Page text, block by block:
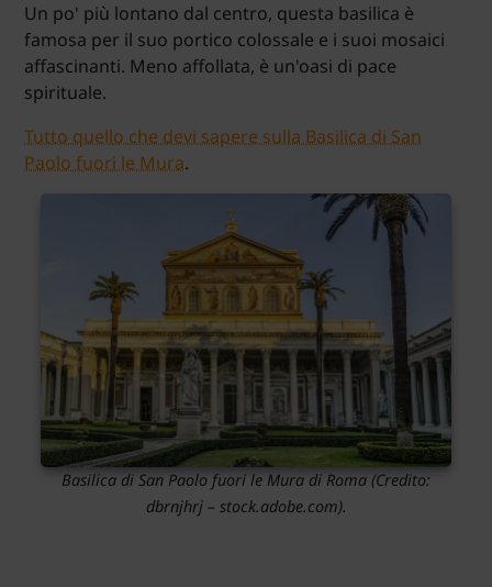
Un po' più lontano dal centro, questa basilica è
famosa per il suo portico colossale e i suoi mosaici
affascinanti. Meno affollata, è un'oasi di pace
spirituale.
Tutto quello che devi sapere sulla Basilica di San
Paolo fuori le Mura.
Basilica di San Paolo fuori le Mura di Roma (Credito:
dbrnjhrj – stock.adobe.com).